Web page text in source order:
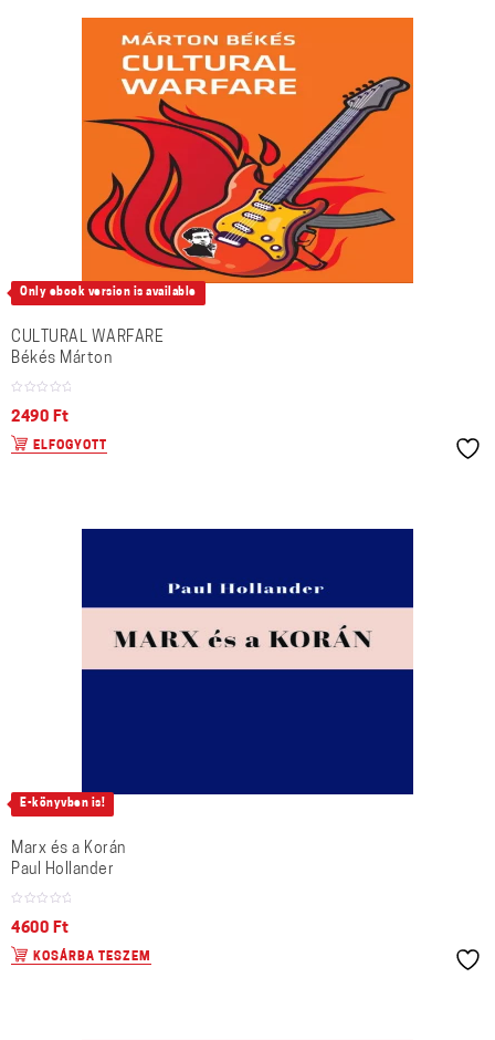
Only ebook version is available
CULTURAL WARFARE
Békés Márton
2490 Ft
ELFOGYOTT
E-könyvben is!
Marx és a Korán
Paul Hollander
4600 Ft
KOSÁRBA TESZEM